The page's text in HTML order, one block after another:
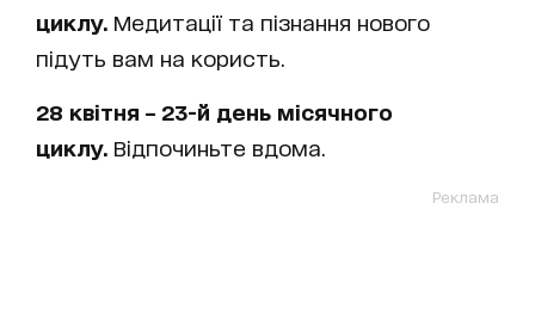
циклу. Медитації та пізнання нового
підуть вам на користь.
28 квітня – 23-й день місячного
циклу. Відпочиньте вдома.
Реклама